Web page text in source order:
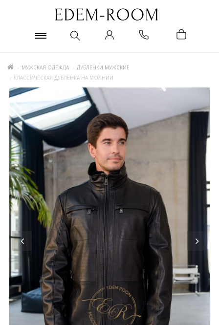
МУЖСКАЯ ОДЕЖДА
ДУБЛЕНКИ МУЖСКИЕ
КЛАССИЧЕСКАЯ ДУБЛЁНКА НА МОЛНИИ